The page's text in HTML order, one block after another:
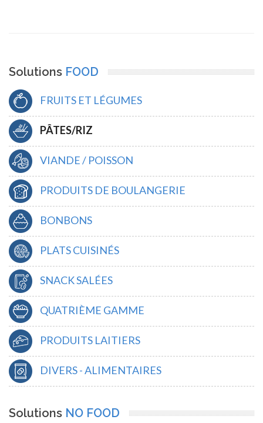
Solutions FOOD
FRUITS ET LÉGUMES
PÂTES/RIZ
VIANDE / POISSON
PRODUITS DE BOULANGERIE
BONBONS
PLATS CUISINÉS
SNACK SALÉES
QUATRIÈME GAMME
PRODUITS LAITIERS
DIVERS - ALIMENTAIRES
Solutions NO FOOD